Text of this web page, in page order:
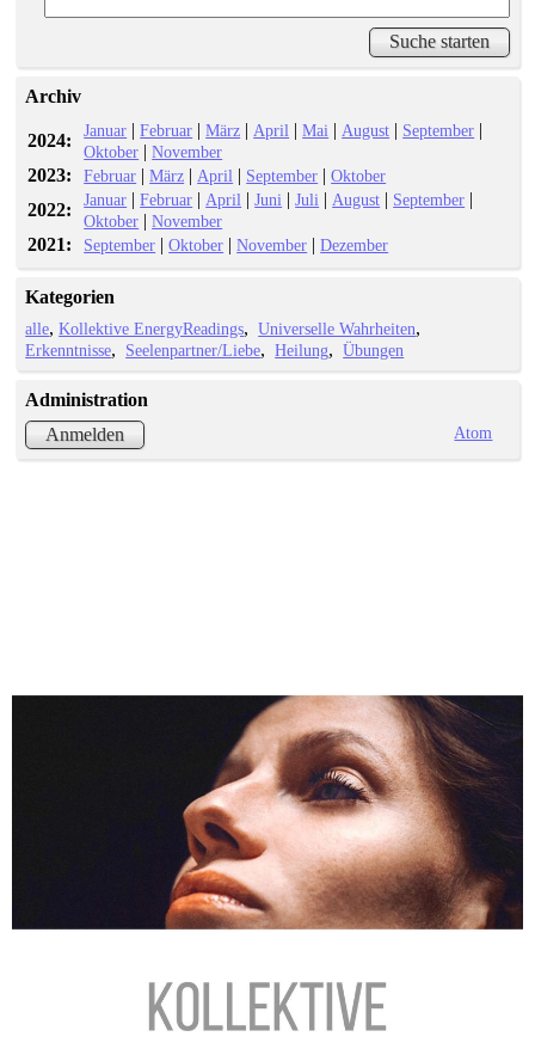
Archiv
2024: Januar |Februar |März | April |Mai | August | September |
Oktober |November
2023: Februar |März | April | September |Oktober
2022: Januar |Februar | April |Juni |Juli | August | September |
Oktober |November
2021: September |Oktober |November |Dezember
Kategorien
alle Kollektive EnergyReadings
Universelle Wahrheiten
Erkenntnisse
Seelenpartner/Liebe Heilung Übungen
Administration
Anmelden
Atom